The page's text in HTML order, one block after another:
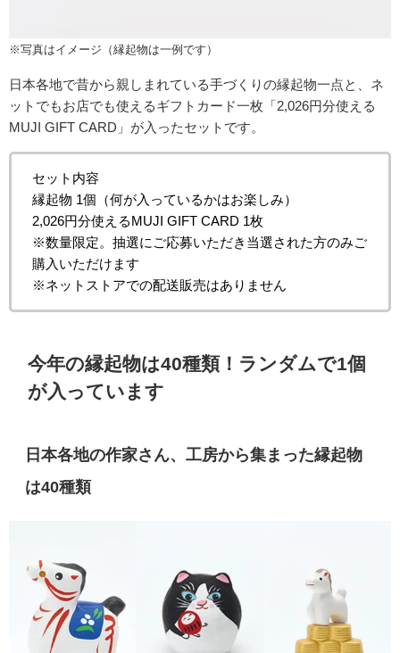
※写真はイメージ（縁起物は一例です）
日本各地で昔から親しまれている手づくりの縁起物一点と、 ネ
ットでもお店でも使える ギフトカード一枚「2,026円分使える
MUJI GIFT CARD」が入ったセットです。
セット内容
縁起物 1個（何が入っているかはお楽しみ）
2,026円分使えるMUJI GIFT CARD 1枚
※数量限定。抽選にご応募いただき当選された方のみご
購入いただけます
※ネットストアでの配送販売はありません
今年の縁起物は40種類！ランダムで1個
が入っています
日本各地の作家さん、工房から集まった縁起物
は40種類